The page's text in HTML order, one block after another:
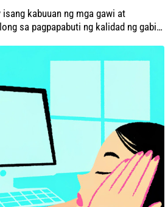
kabuuan ng mga gawi at
sa pagpapabuti ng kalidad ng gabi-